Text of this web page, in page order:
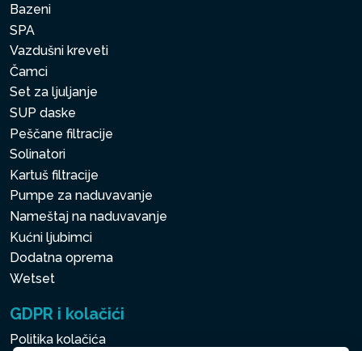
Bazeni
SPA
Vazdušni kreveti
Čamci
Set za ljuljanje
SUP daske
Peščane filtracije
Solinatori
Kartuš filtracije
Pumpe za naduvavanje
Nameštaj na naduvavanje
Kućni ljubimci
Dodatna oprema
Wetset
GDPR i kolačići
Politika kolačića